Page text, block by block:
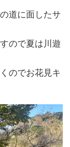
道に面したサ
ので夏は川遊
のでお花見キ